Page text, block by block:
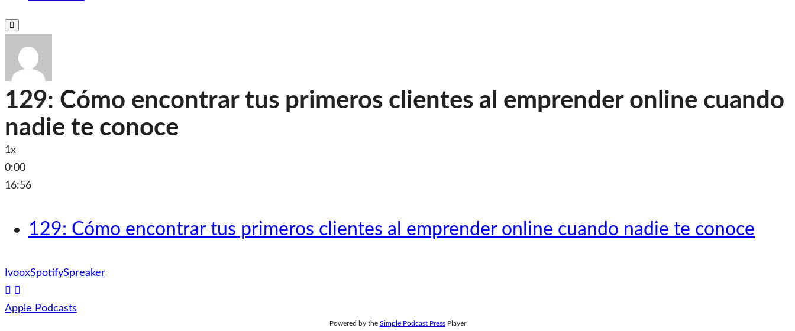
Toggle
Menu
129: Cómo encontrar tus primeros clientes al emprender online cuando
nadie te conoce
1x
0:00
16:56
129: Cómo encontrar tus primeros clientes al emprender online cuando nadie te conoce
IvooxSpotifySpreaker
Apple Podcasts
Powered by the Simple Podcast PressPlayer